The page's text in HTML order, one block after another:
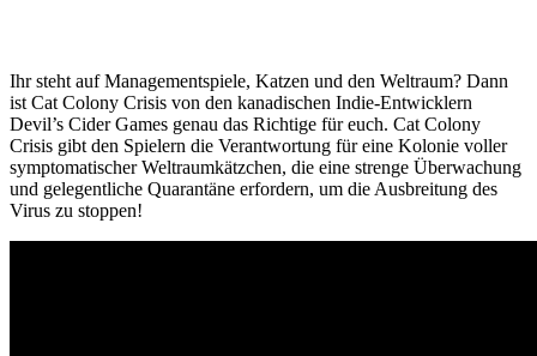
Ihr steht auf Managementspiele, Katzen und den Weltraum? Dann
ist Cat Colony Crisis von den kanadischen Indie-Entwicklern
Devil’s Cider Games genau das Richtige für euch. Cat Colony
Crisis gibt den Spielern die Verantwortung für eine Kolonie voller
symptomatischer Weltraumkätzchen, die eine strenge Überwachung
und gelegentliche Quarantäne erfordern, um die Ausbreitung des
Virus zu stoppen!